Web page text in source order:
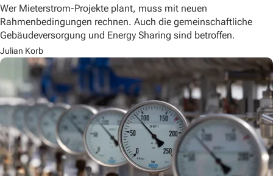
Wer Mieterstrom-Projekte plant, muss mit neuen
Rahmenbedingungen rechnen. Auch die gemeinschaftliche
Gebäudeversorgung und Energy Sharing sind betroffen.
Julian Korb